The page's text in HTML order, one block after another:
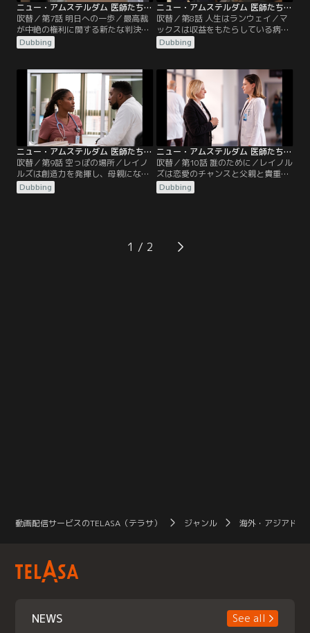
ニュー・アムステルダム 医師たちのカルテ シーズン5 第07話／吹替
吹替／第7話 明日への一歩／最高裁
が中絶の権利に関する新たな判決を
下し、ニュー・アムステルダム病院
のスタッフは、その余波への対応に
いで命を落としかねない女性に助言
し、マックスはブラントリーの要望
で、州外にいる患者たちが医療を受
けられる方策を模索。ブルームはレ
イノルズにある重大な事実を打ち明
ける。
Dubbing
ニュー・アムステルダム 医師たちのカルテ シーズン5 第08話／吹替
吹替／第8話 人生はランウェイ／マ
ックスは収益をもたらしている病院
の部署に深刻な法的問題があること
を知る。イギーは清掃員にこの世の
発見する。レイノルズはとてもイン
スピレーショナルな患者を治療し、
父親のために計画を立てる。ワイル
ダーは若い患者から診断の際に結論
を急がないよう教えられる。
Dubbing
ニュー・アムステルダム 医師たちのカルテ シーズン5 第09話／吹替
吹替／第9話 空っぽの場所／レイノ
ルズは創造力を発揮し、母親になろ
うともがいている女性を助ける。マ
ックスは意を決しワイルダーとの関
ティンの件で、ある決断に至る。
Dubbing
ニュー・アムステルダム 医師たちのカルテ シーズン5 第10話／吹替
吹替／第10話 誰のために／レイノル
ズは恋愛のチャンスと父親と貴重な
時間を過ごすチャンスとの間で板挟
みになる。ブルームは自分の行動が
ターンを助ける。 ワイルダー医師
は、自分のコミュニティを取るか仕
Dubbing
1
動画配信サービスのTELASA（テラサ） ジャンル 海外・アジアドラ
NEWS See all